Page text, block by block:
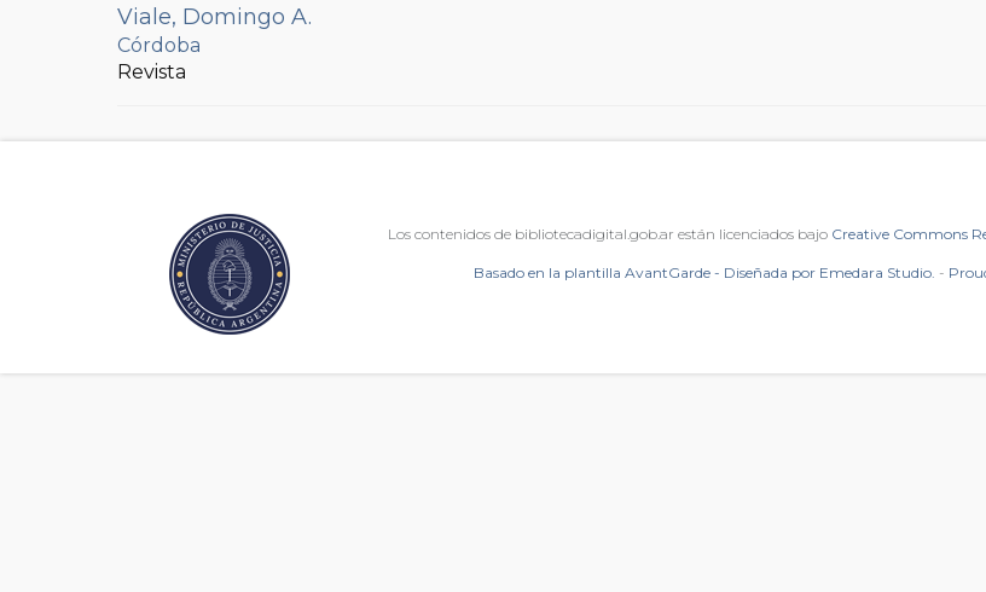
Viale, Domingo A.
Córdoba
Revista
Los contenidos de bibliotecadigital.gob.ar están licenciados bajo Creative Commons
Basado en la plantilla AvantGarde - Diseñada por Emedara Studio. -